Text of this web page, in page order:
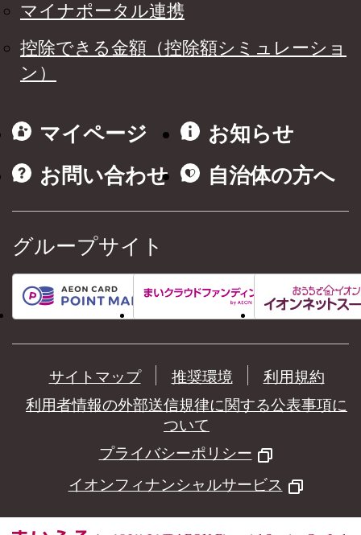
マイナポータル連携
控除できる金額（控除額シミュレーショ
ン）
マイページ
お知らせ
お問い合わせ
自治体の方へ
グループサイト
サイトマップ 推奨環境
利用規約
利用者情報の外部送信規律に関する公表事項に
ついて
プライバシーポリシー
イオンフィナンシャルサービス